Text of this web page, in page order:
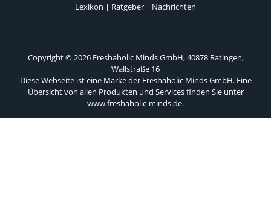
Lexikon | Ratgeber | Nachrichten
Copyright © 2026 Freshaholic Minds GmbH, 40878 Ratingen,
Wallstraße 16
Diese Webseite ist eine Marke der Freshaholic Minds GmbH. Eine
Übersicht von allen Produkten und Services finden Sie unter
www.freshaholic-minds.de.